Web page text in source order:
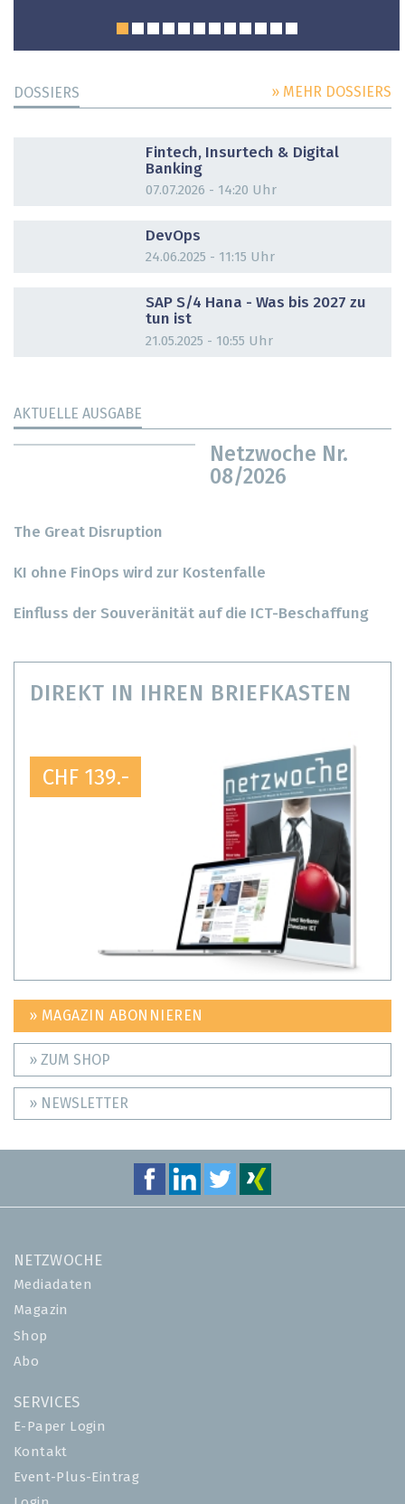
DOSSIERS » MEHR DOSSIERS
Fintech, Insurtech & Digital
Banking
07.07.2026 - 14:20 Uhr
DevOps
24.06.2025 - 11:15 Uhr
SAP S/4 Hana - Was bis 2027 zu
tun ist
21.05.2025 - 10:55 Uhr
AKTUELLE AUSGABE
Netzwoche Nr.
08/2026
The Great Disruption
KI ohne FinOps wird zur Kostenfalle
Einfluss der Souveränität auf die ICT-Beschaffung
DIREKT IN IHREN BRIEFKASTEN
CHF 139.-
» MAGAZIN ABONNIEREN
» ZUM SHOP
» NEWSLETTER
NETZWOCHE
Mediadaten
Magazin
Shop
Abo
SERVICES
E-Paper Login
Kontakt
Event-Plus-Eintrag